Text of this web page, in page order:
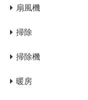
扇風機
掃除
掃除機
暖房